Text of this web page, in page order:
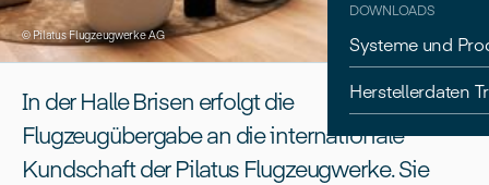
DOWNLOADS
Systeme und
Herstellerdaten
© Pilatus Flugzeugwerke AG
In der Halle Brisen erfolgt die
Flugzeugübergabe an die internationale
Kundschaft der Pilatus Flugzeugwerke. Sie